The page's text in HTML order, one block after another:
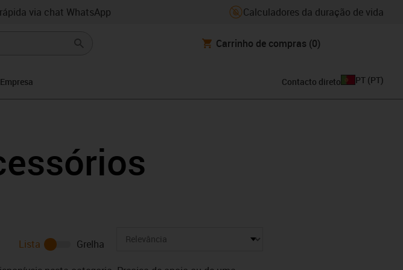
via chat WhatsApp Calculadores da duração de vida
Carrinho de compras (0)
Empresa Contacto direto PT (PT)
Lista
Grelha